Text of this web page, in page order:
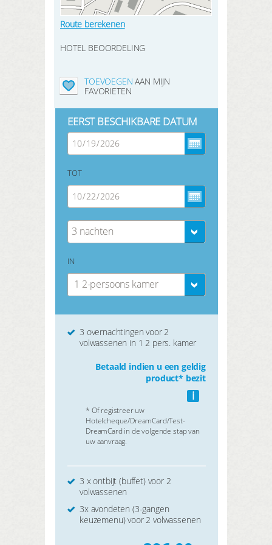
Route berekenen
HOTEL BEOORDELING
TOEVOEGEN AAN MIJN
FAVORIETEN
EERST BESCHIKBARE DATUM
TOT
3 nachten
IN
1 2-persoons kamer
3 overnachtingen voor 2
volwassenen in 1 2 pers. kamer
Betaald indien u een geldig
product* bezit
i
* Of registreer uw
Hotelcheque/DreamCard/Test-
DreamCard in de volgende stap van
uw aanvraag.
3 x ontbijt (buffet) voor 2
volwassenen
3x avondeten (3-gangen
keuzemenu) voor 2 volwassenen